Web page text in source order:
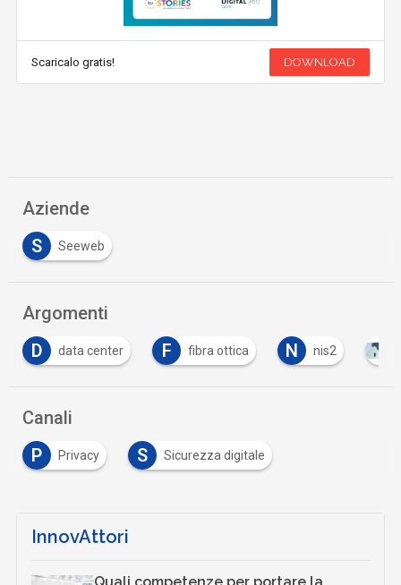
Scaricalo gratis! DOWNLOAD
Aziende
S
Seeweb
Argomenti
F
fibra ottica N nis2 PNRR S
Canali
P
Privacy S Sicurezza digitale
InnovAttori